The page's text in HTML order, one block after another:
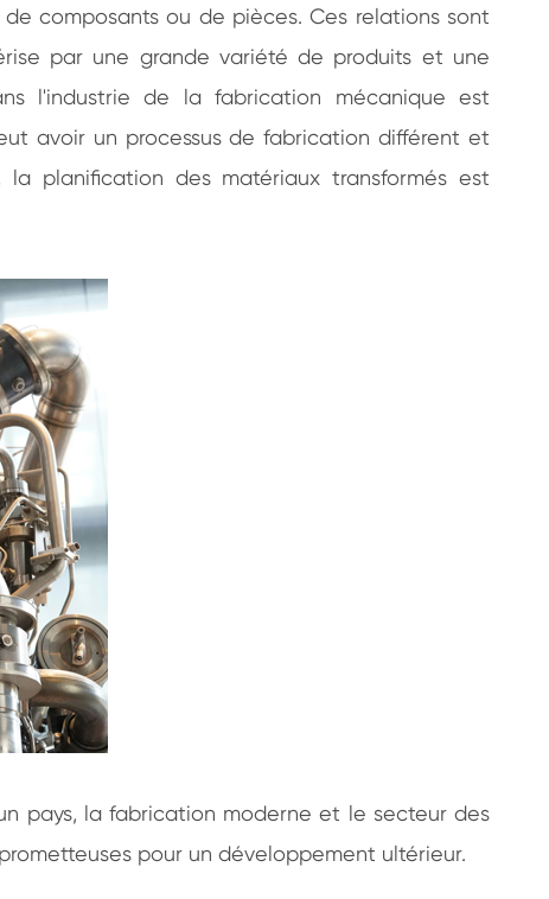
composants ou de pièces. Ces relations sont
par une grande variété de produits et une
l'industrie de la fabrication mécanique est
avoir un processus de fabrication différent et
la planification des matériaux transformés est
pays, la fabrication moderne et le secteur des
pour un développement ultérieur.